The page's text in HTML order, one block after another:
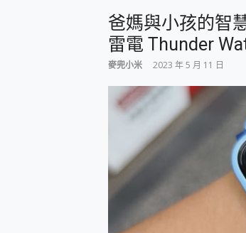
專為 PC上
台灣製攝影
測
電力超超超
超懂拍、耐
防窺黑科
AI 支付 一
超驚艷 讓
美到讓人
好用的
一鍵修復
小朋友才做
式生活新體
外型超吸
爸媽與小孩的智
雷電 Thunder
麥兜小米 2023 年 5 月 11 日